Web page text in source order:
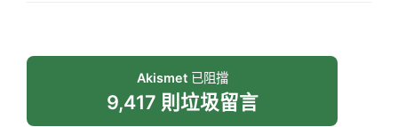
Akismet已阻擋
9,417 則垃圾留言